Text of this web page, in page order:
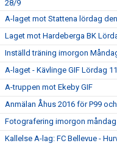
28/9
A-laget mot Stattena lördag
Laget mot Hardeberga BK
Inställd träning imorgon
A-laget - Kävlinge GIF Lördag
A-truppen mot Ekeby GIF
Anmälan Åhus 2016 för P99
Fotografering imorgon måndag
Kallelse A-lag: FC Bellevue -